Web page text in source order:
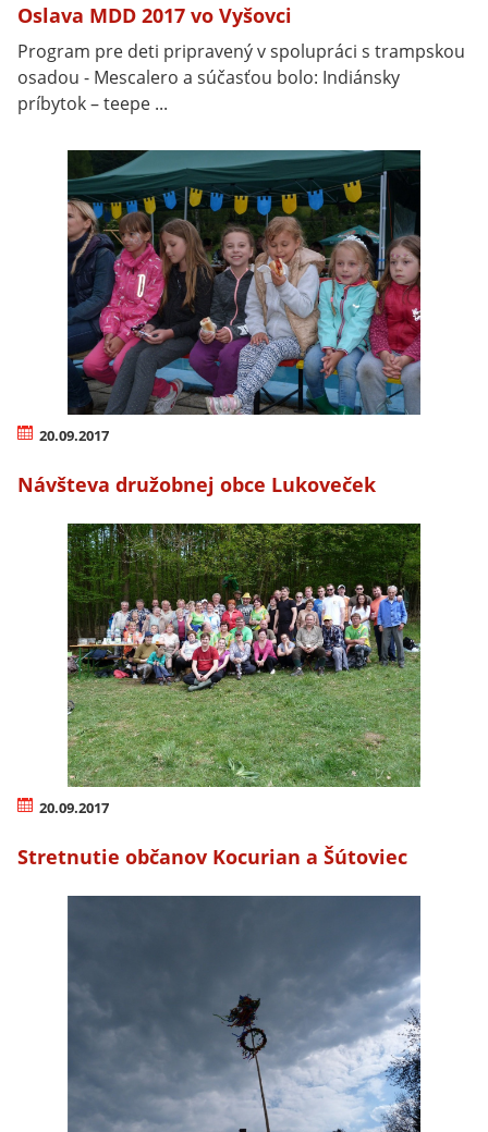
Oslava MDD 2017 vo Vyšovci
Program pre deti pripravený v spolupráci s trampskou
osadou - Mescalero a súčasťou bolo: Indiánsky
príbytok – teepe ...
20.09.2017
Návšteva družobnej obce Lukoveček
20.09.2017
Stretnutie občanov Kocurian a Šútoviec